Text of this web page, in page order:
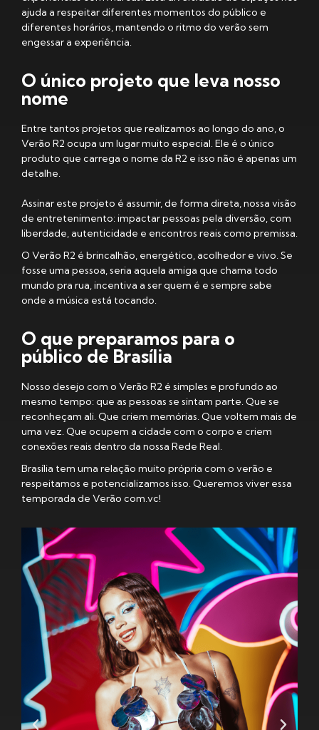
ajuda a respeitar diferentes momentos do público e
diferentes horários, mantendo o ritmo do verão sem
engessar a experiência.
O único projeto que leva nosso
nome
Entre tantos projetos que realizamos ao longo do ano, o
Verão R2 ocupa um lugar muito especial. Ele é o único
produto que carrega o nome da R2 e isso não é apenas um
detalhe.
Assinar este projeto é assumir, de forma direta, nossa visão
de entretenimento: impactar pessoas pela diversão, com
liberdade, autenticidade e encontros reais como premissa.
O Verão R2 é brincalhão, energético, acolhedor e vivo. Se
fosse uma pessoa, seria aquela amiga que chama todo
mundo pra rua, incentiva a ser quem é e sempre sabe
onde a música está tocando.
O que preparamos para o
público de Brasília
Nosso desejo com o Verão R2 é simples e profundo ao
mesmo tempo: que as pessoas se sintam parte. Que se
reconheçam ali. Que criem memórias. Que voltem mais de
uma vez. Que ocupem a cidade com o corpo e criem
conexões reais dentro da nossa Rede Real.
Brasília tem uma relação muito própria com o verão e
respeitamos e potencializamos isso. Queremos viver essa
temporada de Verão com.vc!